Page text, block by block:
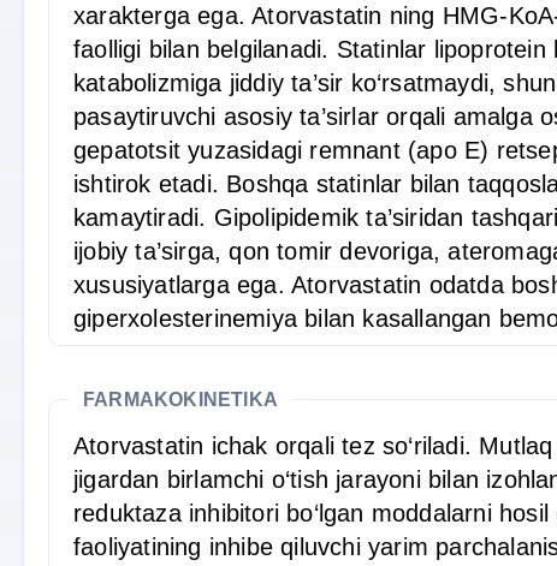
xarakterga ega. Atorvastatin ning HMG-
faolligi bilan belgilanadi. Statinlar
katabolizmiga jiddiy ta’sir ko‘rsatmaydi,
pasaytiruvchi asosiy ta’sirlar orqali amalga
gepatotsit yuzasidagi remnant (apo E)
ishtirok etadi. Boshqa statinlar bilan
kamaytiradi. Gipolipidemik ta’siridan
ijobiy ta’sirga, qon tomir devoriga,
xususiyatlarga ega. Atorvastatin odatda
giperxolesterinemiya bilan kasallangan
FARMAKOKINETIKA
Atorvastatin ichak orqali tez so‘riladi.
jigardan birlamchi o‘tish jarayoni bilan
reduktaza inhibitori bo‘lgan moddalarni
faoliyatining inhibe qiluvchi yarim